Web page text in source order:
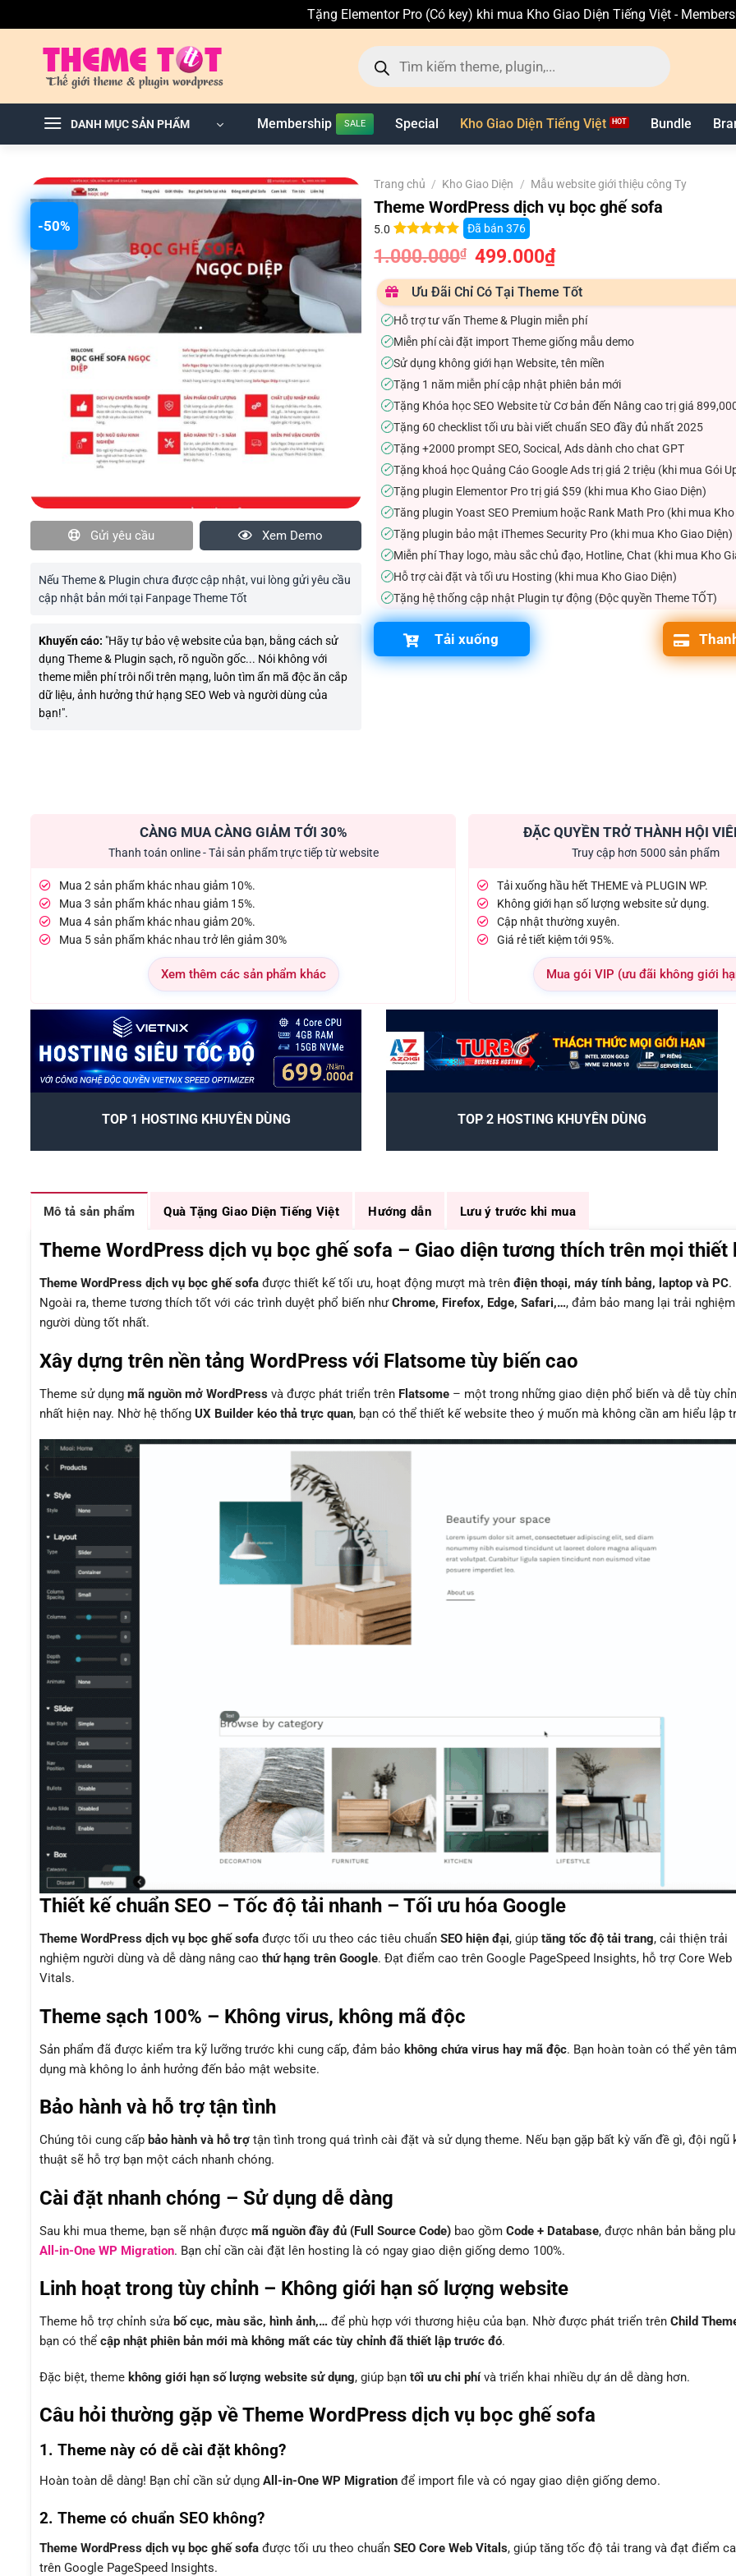
Tặng Elementor Pro (Có key) khi mua Kho Giao Diện Tiếng Việt -
Tìm
kiếm
sản
phẩm
DANH MỤC SẢN PHẨM Membership Special Kho Giao Diện Tiếng Việt Bundle
-50%
Gửi yêu cầu Xem Demo
Nếu Theme & Plugin chưa được cập nhật, vui lòng gửi yêu cầu
cập nhật bản mới tại Fanpage Theme Tốt
Khuyến cáo: "Hãy tự bảo vệ website của bạn, bằng cách sử
dụng Theme & Plugin sạch, rõ nguồn gốc... Nói không với
theme miễn phí trôi nổi trên mạng, luôn tìm ẩn mã độc ăn cắp
dữ liệu, ảnh hưởng thứ hạng SEO Web và người dùng của
bạn!".
Trang chủ / Kho Giao Diện / Mẫu website giới thiệu công Ty
Theme WordPress dịch vụ bọc ghế sofa
5.0
5.0 trên 5
dựa trên
11
Đã bán376
1.000.000₫
Giá
gốc
1.000.000₫.
499.000₫Giá
là:
499.000₫.
Ưu Đãi Chỉ Có Tại Theme Tốt
✓Hỗ trợ tư vấn Theme & Plugin miễn phí
✓Miễn phí cài đặt import Theme giống mẫu demo
✓Sử dụng không giới hạn Website, tên miền
✓Tặng 1 năm miễn phí cập nhật phiên bản mới
✓Tặng Khóa học SEO Website từ Cơ bản đến Nâng cao trị giá
✓Tặng 60 checklist tối ưu bài viết chuẩn SEO đầy đủ nhất 2025
✓Tặng +2000 prompt SEO, Socical, Ads dành cho chat GPT
✓Tặng khoá học Quảng Cáo Google Ads trị giá 2 triệu (khi mua Gói
✓Tặng plugin Elementor Pro trị giá $59 (khi mua Kho Giao Diện)
✓Tăng plugin Yoast SEO Premium hoặc Rank Math Pro (khi mua Kho
✓Tặng plugin bảo mật iThemes Security Pro (khi mua Kho Giao Diện)
✓Miễn phí Thay logo, màu sắc chủ đạo, Hotline, Chat (khi mua Kho
✓Hỗ trợ cài đặt và tối ưu Hosting (khi mua Kho Giao Diện)
✓Tặng hệ thống cập nhật Plugin tự động (Độc quyền Theme TỐT)
Tải xuống
CÀNG MUA CÀNG GIẢM TỚI 30%
Thanh toán online - Tải sản phẩm trực tiếp từ website
Mua 2 sản phẩm khác nhau giảm 10%.
Mua 3 sản phẩm khác nhau giảm 15%.
Mua 4 sản phẩm khác nhau giảm 20%.
Mua 5 sản phẩm khác nhau trở lên giảm 30%
Xem thêm các sản phẩm khác
ĐẶC QUYỀN TRỞ THÀNH HỘI
Truy cập hơn 5000 sản phẩm
Tải xuống hầu hết THEME và PLUGIN WP.
Không giới hạn số lượng website sử dụng.
Cập nhật thường xuyên.
Giá rẻ tiết kiệm tới 95%.
Mua gói VIP (ưu đãi không giới
TOP 1 HOSTING KHUYÊN DÙNG TOP 2 HOSTING KHUYÊN DÙNG
Mô tả sản phẩm Quà Tặng Giao Diện Tiếng Việt Hướng dẫn Lưu ý trước khi mua
Theme WordPress dịch vụ bọc ghế sofa – Giao diện tương thích trên mọi thiết
Theme WordPress dịch vụ bọc ghế sofa được thiết kế tối ưu, hoạt động mượt mà trên điện thoại, máy tính bảng, laptop và PC.
Ngoài ra, theme tương thích tốt với các trình duyệt phổ biến nhưChrome, Firefox, Edge, Safari,…, đảm bảo mang lại trải nghiệm
người dùng tốt nhất.
Xây dựng trên nền tảng WordPress với Flatsome tùy biến cao
Theme sử dụng mã nguồn mở WordPress và được phát triển trên Flatsome – một trong những giao diện phổ biến và dễ tùy
nhất hiện nay. Nhờ hệ thống UX Builder kéo thả trực quan, bạn có thể thiết kế website theo ý muốn mà không cần am hiểu lập
Thiết kế chuẩn SEO – Tốc độ tải nhanh – Tối ưu hóa Google
Theme WordPress dịch vụ bọc ghế sofa được tối ưu theo các tiêu chuẩn SEO hiện đại, giúp tăng tốc độ tải trang, cải thiện trải
nghiệm người dùng và dễ dàng nâng cao thứ hạng trên Google. Đạt điểm cao trên Google PageSpeed Insights, hỗ trợ Core Web
Vitals.
Theme sạch 100% – Không virus, không mã độc
Sản phẩm đã được kiểm tra kỹ lưỡng trước khi cung cấp, đảm bảo không chứa virus hay mã độc. Bạn hoàn toàn có thể yên
dụng mà không lo ảnh hưởng đến bảo mật website.
Bảo hành và hỗ trợ tận tình
Chúng tôi cung cấp bảo hành và hỗ trợ tận tình trong quá trình cài đặt và sử dụng theme. Nếu bạn gặp bất kỳ vấn đề gì, đội ngũ
thuật sẽ hỗ trợ bạn một cách nhanh chóng.
Cài đặt nhanh chóng – Sử dụng dễ dàng
Sau khi mua theme, bạn sẽ nhận được mã nguồn đầy đủ (Full Source Code) bao gồm Code + Database, được nhân bản bằng
All-in-One WP Migration. Bạn chỉ cần cài đặt lên hosting là có ngay giao diện giống demo 100%.
Linh hoạt trong tùy chỉnh – Không giới hạn số lượng website
Theme hỗ trợ chỉnh sửa bố cục, màu sắc, hình ảnh,… để phù hợp với thương hiệu của bạn. Nhờ được phát triển trên Child
bạn có thể cập nhật phiên bản mới mà không mất các tùy chỉnh đã thiết lập trước đó.
Đặc biệt, theme không giới hạn số lượng website sử dụng, giúp bạn tối ưu chi phívà triển khai nhiều dự án dễ dàng hơn.
Câu hỏi thường gặp về Theme WordPress dịch vụ bọc ghế sofa
1. Theme này có dễ cài đặt không?
Hoàn toàn dễ dàng! Bạn chỉ cần sử dụng All-in-One WP Migration để import file và có ngay giao diện giống demo.
2. Theme có chuẩn SEO không?
Theme WordPress dịch vụ bọc ghế sofa được tối ưu theo chuẩn SEO Core Web Vitals, giúp tăng tốc độ tải trang và đạt điểm
trên Google PageSpeed Insights.